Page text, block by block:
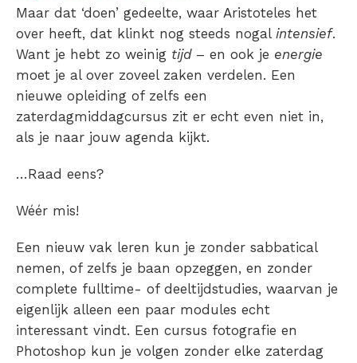
Maar dat ‘doen’ gedeelte, waar Aristoteles het
over heeft, dat klinkt nog steeds nogal intensief.
Want je hebt zo weinig tijd– en ook je energie
moet je al over zoveel zaken verdelen. Een
nieuwe opleiding of zelfs een
zaterdagmiddagcursus zit er echt even niet in,
als je naar jouw agenda kijkt.
…Raad eens?
Wéér mis!
Een nieuw vak leren kun je zonder sabbatical
nemen, of zelfs je baan opzeggen, en zonder
complete fulltime- of deeltijdstudies, waarvan je
eigenlijk alleen een paar modules echt
interessant vindt. Een cursus fotografie en
Photoshop kun je volgen zonder elke zaterdag